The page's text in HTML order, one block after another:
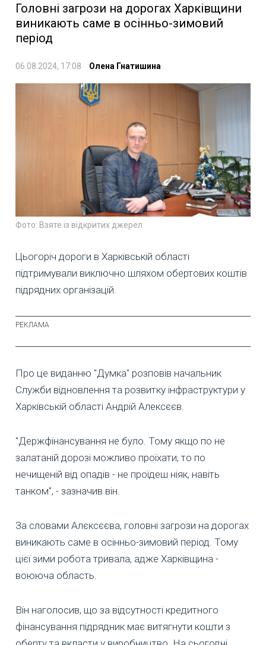
Головні загрози на дорогах Харківщини
виникають саме в осінньо-зимовий
період
06.08.2024, 17:08 Олена Гнатишина
Фото: Взяте із відкритих джерел
Цьогоріч дороги в Харківській області
підтримували виключно шляхом обертових коштів
підрядних організацій.
Про це виданню "Думка" розповів начальник
Служби відновлення та розвитку інфраструктури у
Харківській області Андрій Алексєєв.
"Держфінансування не було. Тому якщо по не
залатаній дорозі можливо проїхати, то по
нечищеній від опадів - не проїдеш ніяк, навіть
танком", - зазначив він.
За словами Алєксєєва, головні загрози на дорогах
виникають саме в осінньо-зимовий період. Тому
цієї зими робота тривала, адже Харківщина -
воююча область.
Він наголосив, що за відсутності кредитного
фінансування підрядник має витягнути кошти з